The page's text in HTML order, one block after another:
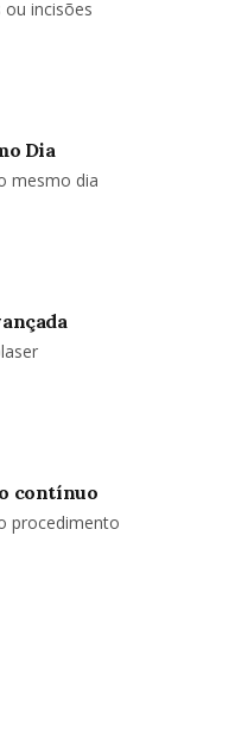
ou incisões
Dia
mesmo dia
contínuo
procedimento